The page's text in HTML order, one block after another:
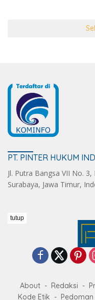
PT. PINTER HUKUM
Jl. Putra Bangsa VII No.
Surabaya, Jawa Timur,
About Redaksi
Kode Etik
tutup